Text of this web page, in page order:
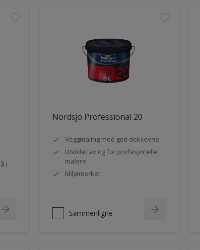
i
Nordsjö Professional 20
Veggmaling med god dekkevne
Utviklet av og for profesjonelle
malere
Miljømerket
Sammenligne